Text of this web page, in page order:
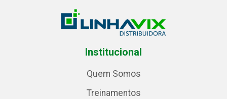
Institucional
Quem Somos
Treinamentos